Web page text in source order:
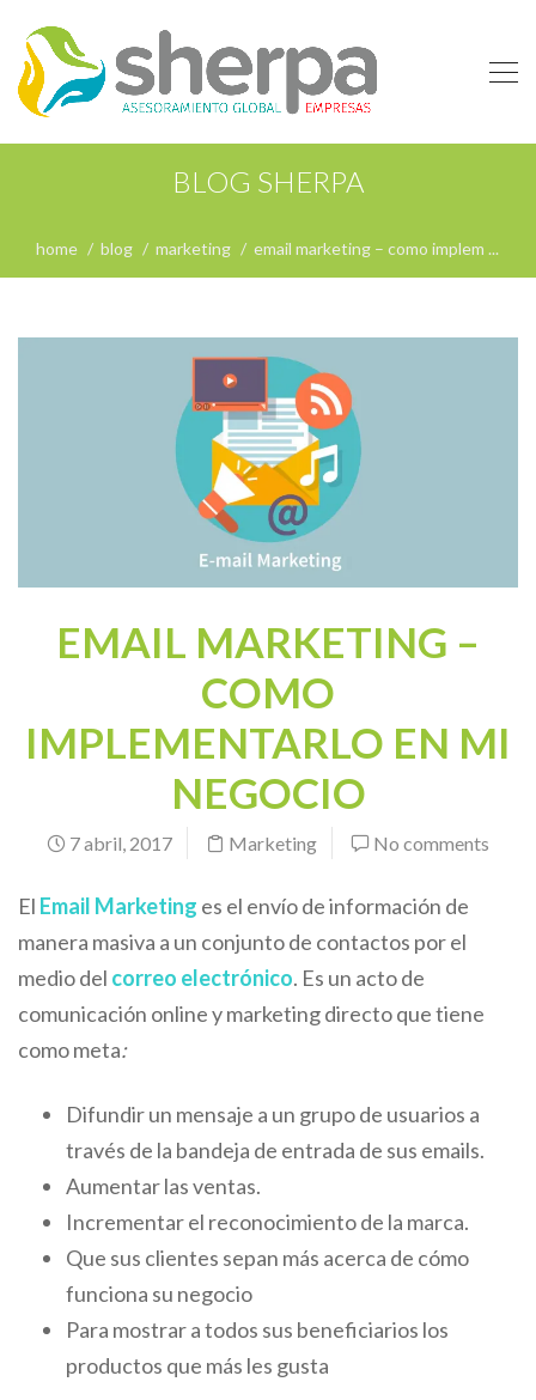
BLOG SHERPA
home blog marketing email marketing – como implem ...
EMAIL MARKETING –
COMO
IMPLEMENTARLO EN MI
NEGOCIO
7 abril, 2017 Marketing No comments
El Email Marketing es el envío de información de
manera masiva a un conjunto de contactos por el
medio del correo electrónico. Es un acto de
comunicación online y marketing directo que tiene
como meta:
Difundir un mensaje a un grupo de usuarios a
través de la bandeja de entrada de sus emails.
Aumentar las ventas.
Incrementar el reconocimiento de la marca.
Que sus clientes sepan más acerca de cómo
funciona su negocio
Para mostrar a todos sus beneficiarios los
productos que más les gusta